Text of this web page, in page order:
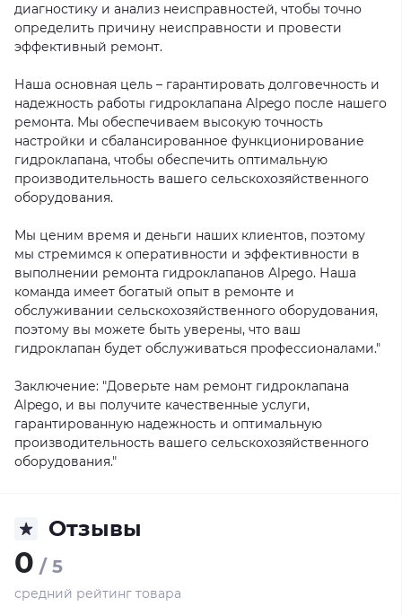
диагностику и анализ неисправностей, чтобы точно
определить причину неисправности и провести
эффективный ремонт.
Наша основная цель – гарантировать долговечность и
надежность работы гидроклапана Alpego после нашего
ремонта. Мы обеспечиваем высокую точность
настройки и сбалансированное функционирование
гидроклапана, чтобы обеспечить оптимальную
производительность вашего сельскохозяйственного
оборудования.
Мы ценим время и деньги наших клиентов, поэтому
мы стремимся к оперативности и эффективности в
выполнении ремонта гидроклапанов Alpego. Наша
команда имеет богатый опыт в ремонте и
обслуживании сельскохозяйственного оборудования,
поэтому вы можете быть уверены, что ваш
гидроклапан будет обслуживаться профессионалами."
Заключение: "Доверьте нам ремонт гидроклапана
Alpego, и вы получите качественные услуги,
гарантированную надежность и оптимальную
производительность вашего сельскохозяйственного
оборудования."
Отзывы
0 / 5
средний рейтинг товара